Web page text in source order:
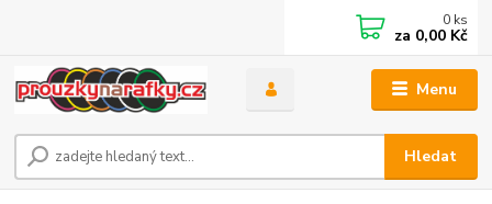
Menu
Hledat
0 ks
za 0,00 Kč